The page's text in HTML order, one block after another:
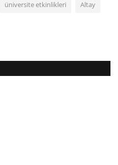
üniversite etkinlikleri Altay